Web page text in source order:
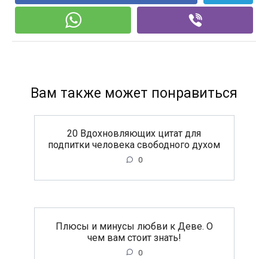
Вам также может понравиться
20 Вдохновляющих цитат для
подпитки человека свободного духом
0
Плюсы и минусы любви к Деве. О
чем вам стоит знать!
0